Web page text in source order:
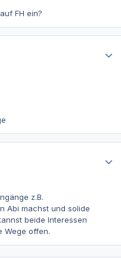
FH ein?
z.B.
Abi machst und solide
beide Interessen
Wege offen.